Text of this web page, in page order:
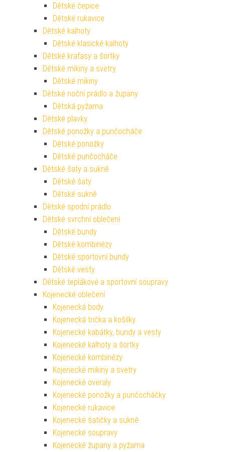
Dětské čepice
Dětské rukavice
Dětské kalhoty
Dětské klasické kalhoty
Dětské kraťasy a šortky
Dětské mikiny a svetry
Dětské mikiny
Dětské noční prádlo a župany
Dětská pyžama
Dětské plavky
Dětské ponožky a punčocháče
Dětské ponožky
Dětské punčocháče
Dětské šaty a sukně
Dětské šaty
Dětské sukně
Dětské spodní prádlo
Dětské svrchní oblečení
Dětské bundy
Dětské kombinézy
Dětské sportovní bundy
Dětské vesty
Dětské teplákové a sportovní soupravy
Kojenecké oblečení
Kojenecká body
Kojenecká trička a košilky
Kojenecké kabátky, bundy a vesty
Kojenecké kalhoty a šortky
Kojenecké kombinézy
Kojenecké mikiny a svetry
Kojenecké overaly
Kojenecké ponožky a punčocháčky
Kojenecké rukavice
Kojenecké šatičky a sukně
Kojenecké soupravy
Kojenecké župany a pyžama